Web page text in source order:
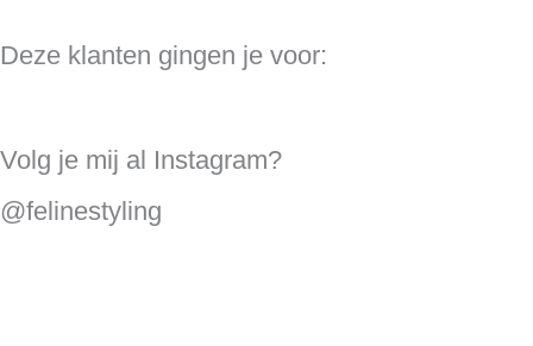
Deze klanten gingen je voor:
Volg je mij al Instagram?
@felinestyling